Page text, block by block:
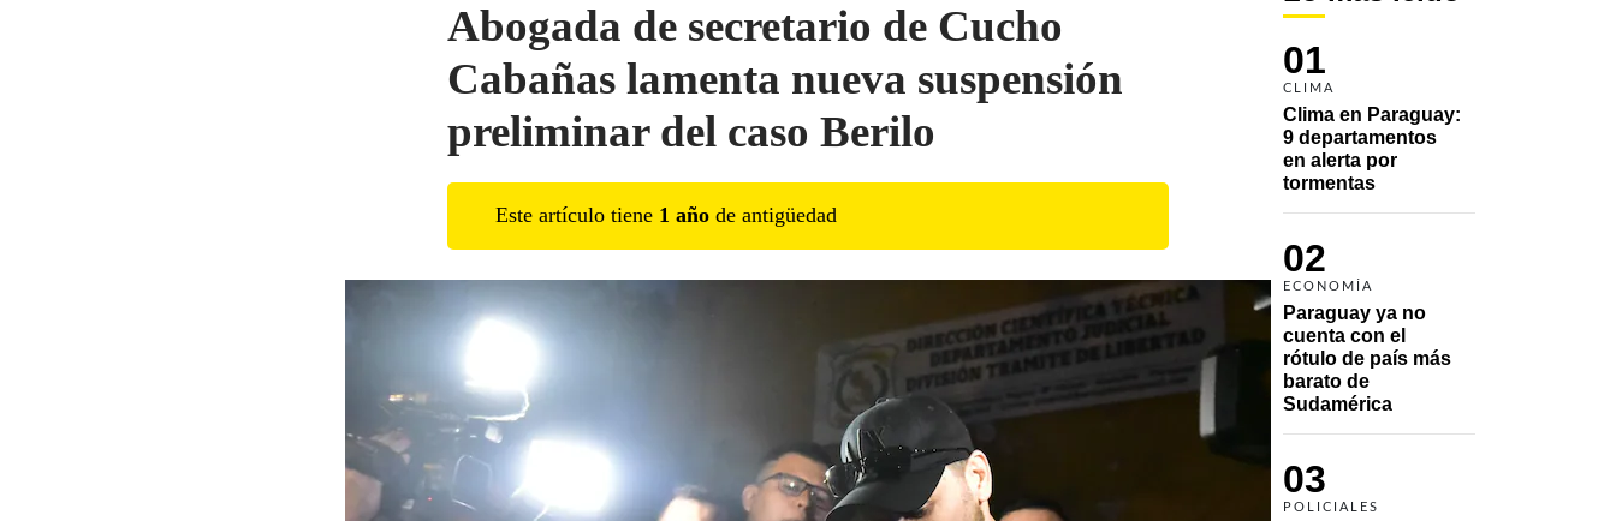
01
CLIMA
Clima en Paraguay:
9 departamentos
en alerta por
tormentas
02
ECONOMÍA
Paraguay ya no
cuenta con el
rótulo de país más
barato de
Sudamérica
03
POLICIALES
Abogada de secretario de Cucho
Cabañas lamenta nueva suspensión
preliminar del caso Berilo
Este artículo tiene 1 año de antigüedad